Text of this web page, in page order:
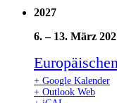
2027
6.–13. März
+ Google Kalender
+ Outlook Web